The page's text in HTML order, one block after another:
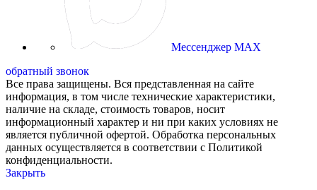
Мессенджер MAX
обратный звонок
Все права защищены. Вся представленная на сайте
информация, в том числе технические характеристики,
наличие на складе, стоимость товаров, носит
информационный характер и ни при каких условиях не
является публичной офертой. Обработка персональных
данных осуществляется в соответствии с Политикой
конфиденциальности.
Закрыть